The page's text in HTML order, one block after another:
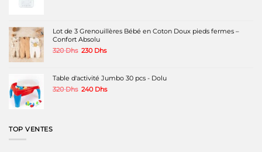
980 Dhs. 699 Dhs.
Lot de 3 Grenouillères Bébé en Coton Doux pieds fermes –
Confort Absolu
320Dhs Le
était :
320 Dhs.
230 DhsLe
est :
230 Dhs.
Table d'activité Jumbo 30 pcs - Dolu
320Dhs Le
240 DhsLe
TOP VENTES